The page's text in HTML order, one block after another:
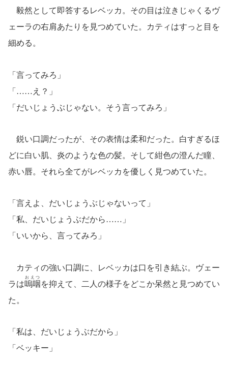
毅然として即答するレベッカ。その目は泣きじゃくるヴ
ェーラの右肩あたりを見つめていた。カティはすっと目を
細める。
「言ってみろ」
「……え？」
「だいじょうぶじゃない。そう言ってみろ」
鋭い口調だったが、その表情は柔和だった。白すぎるほ
どに白い肌、炎のような色の髪。そして紺色の澄んだ瞳、
赤い唇。それら全てがレベッカを優しく見つめていた。
「言えよ、だいじょうぶじゃないって」
「私、だいじょうぶだから……」
「いいから、言ってみろ」
カティの強い口調に、レベッカは口を引き結ぶ。ヴェー
ラは嗚咽
おえつ
を抑えて、二人の様子をどこか呆然と見つめてい
た。
「私は、だいじょうぶだから」
「ベッキー」